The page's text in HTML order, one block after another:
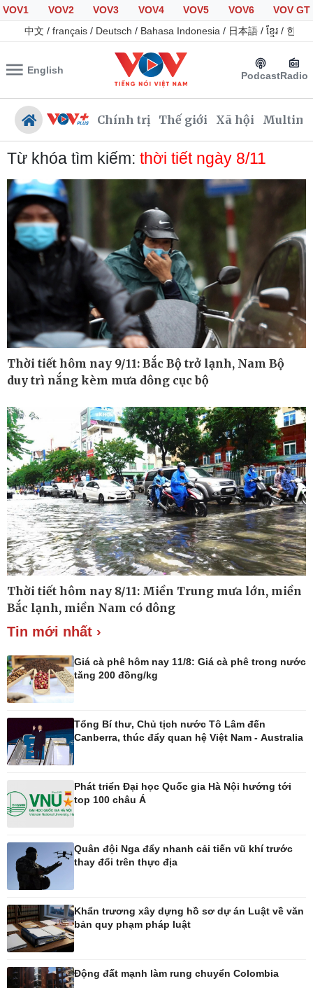
VOV1 VOV2 VOV3 VOV4 VOV5 VOV6
VOV GT
中文 / français / Deutsch / Bahasa Indonesia / 日本語 / ខ្មែរ / 한국
English PodcastRadio
Chính trị Thế giới Xã hội
Chính trị
Đảng
Tổ chức nhân sự
Quốc hội
Nhận diện sự thật
Tin 24h
Dự báo thời tiết
Giáo dục
Dấu ấn VOV
Việc làm
Biển đảo
Quan sát
Cuộc sống đó đây
Hồ sơ
Ảnh
Video
E-Magazine
Infographic
Kinh tế
Bất động sản
Khởi nghiệp
Thị trường
Tiêu dùng
Giá vàng
Chứng khoán
Pháp luật
Vụ án
Tư vấn luật
Thể thao
Bóng đá quốc tế
Hậu trường
Ô tô - Xe máy
Ô tô
Xe máy
Thông tin doanh nghiệp
Doanh nghiệp 24h
Từ khóa tìm kiếm: thời tiết ngày 8/11
Thời tiết hôm nay 9/11: Bắc Bộ trở lạnh, Nam Bộ
duy trì nắng kèm mưa dông cục bộ
Thời tiết hôm nay 8/11: Miền Trung mưa lớn, miền
Bắc lạnh, miền Nam có dông
Tin mới nhất ›
Giá cà phê hôm nay 11/8: Giá cà phê trong nước
tăng 200 đồng/kg
Tổng Bí thư, Chủ tịch nước Tô Lâm đến
Canberra, thúc đẩy quan hệ Việt Nam - Australia
Phát triển Đại học Quốc gia Hà Nội hướng tới
top 100 châu Á
Quân đội Nga đẩy nhanh cải tiến vũ khí trước
thay đổi trên thực địa
Khẩn trương xây dựng hồ sơ dự án Luật về văn
bản quy phạm pháp luật
Động đất mạnh làm rung chuyển Colombia